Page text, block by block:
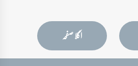
اگلا صفحہ